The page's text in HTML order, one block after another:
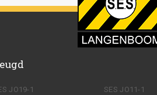
JO19-1 SES JO11-1